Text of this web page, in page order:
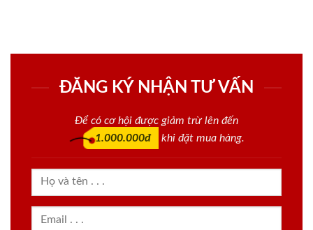
ĐĂNG KÝ NHẬN TƯ VẤN
Để có cơ hội được giảm trừ lên đến
1.000.000đ
khi đặt mua hàng.